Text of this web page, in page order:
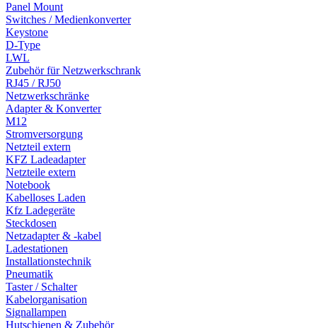
Panel Mount
Switches / Medienkonverter
Keystone
D-Type
LWL
Zubehör für Netzwerkschrank
RJ45 / RJ50
Netzwerkschränke
Adapter & Konverter
M12
Stromversorgung
Netzteil extern
KFZ Ladeadapter
Netzteile extern
Notebook
Kabelloses Laden
Kfz Ladegeräte
Steckdosen
Netzadapter & -kabel
Ladestationen
Installationstechnik
Pneumatik
Taster / Schalter
Kabelorganisation
Signallampen
Hutschienen & Zubehör